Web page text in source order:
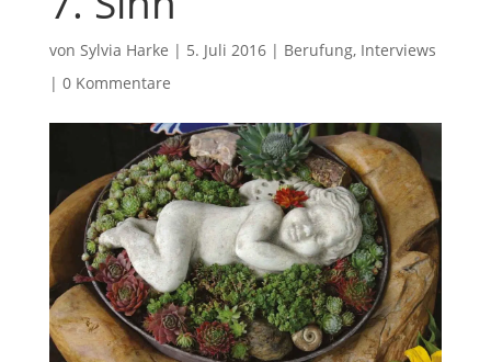
von Sylvia Harke | 5. Juli 2016| Berufung, Interviews
| 0 Kommentare